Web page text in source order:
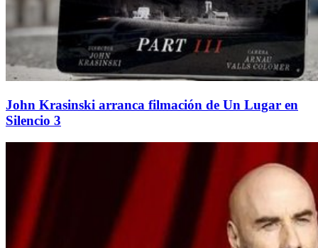
John Krasinski arranca filmación de Un Lugar en
Silencio 3